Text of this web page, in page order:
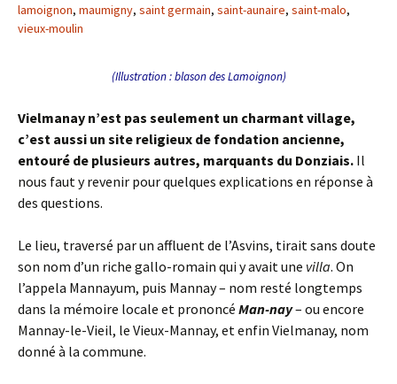
lamoignon, maumigny, saint germain, saint-aunaire, saint-malo,
vieux-moulin
(Illustration : blason des Lamoignon)
Vielmanay n’est pas seulement un charmant village,
c’est aussi un site religieux de fondation ancienne,
entouré de plusieurs autres, marquants du Donziais. Il
nous faut y revenir pour quelques explications en réponse à
des questions.
Le lieu, traversé par un affluent de l’Asvins, tirait sans doute
son nom d’un riche gallo-romain qui y avait une villa. On
l’appela Mannayum, puis Mannay – nom resté longtemps
dans la mémoire locale et prononcé Man-nay– ou encore
Mannay-le-Vieil, le Vieux-Mannay, et enfin Vielmanay, nom
donné à la commune.